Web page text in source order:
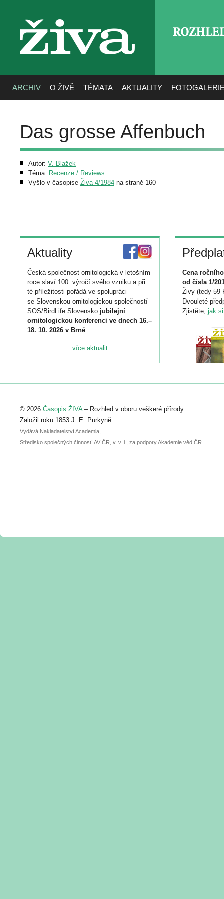
živa
ARCHIV O ŽIVĚ TÉMATA AKTUALITY
Das grosse Affenbuch
Autor: V. Blažek
Téma: Recenze / Reviews
Vyšlo v časopise Živa 4/1984 na straně 160
Aktuality
Česká společnost ornitologická v letošním
roce slaví 100. výročí svého vzniku a při
té příležitosti pořádá ve spolupráci
se Slovenskou ornitologickou společností
SOS/BirdLife Slovensko jubilejní
ornitologickou konferenci ve dnech 16.–
18. 10. 2026 v Brně.
Podrobnější informace ke konferenci
Registrovat se můžete do 6. září.
abstraktu přihlášené přednášky nebo
posteru je už 30. června.
... více aktualit ...
Cena
od čísla 1/
Živy (tedy 59
Dvouleté
Zjistěte, jak
© 2026 Časopis ŽIVA– Rozhled v oboru veškeré přírody.
Založil roku 1853 J. E. Purkyně.
Vydává Nakladatelství Academia,
Středisko společných činností AV ČR, v. v. i., za podpory Akademie věd ČR.